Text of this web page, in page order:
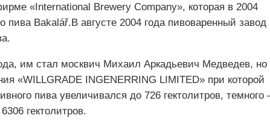
«International Brewery Company», которая в 2004
пива Bakalář.В августе 2004 года пивоваренный завод
им стал москвич Михаил Аркадьевич Медведев, но
«WILLGRADE INGENERRING LIMITED» при которой
пива увеличивался до 726 гектолитров,
гектолитров.